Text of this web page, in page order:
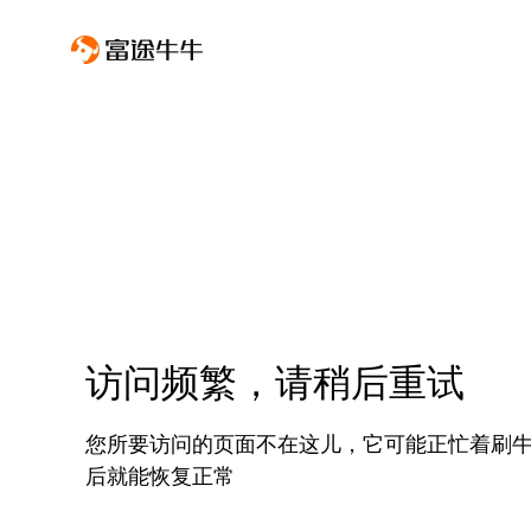
访问频繁，请稍后重试
您所要访问的页面不在这儿，它可能正忙着刷
后就能恢复正常